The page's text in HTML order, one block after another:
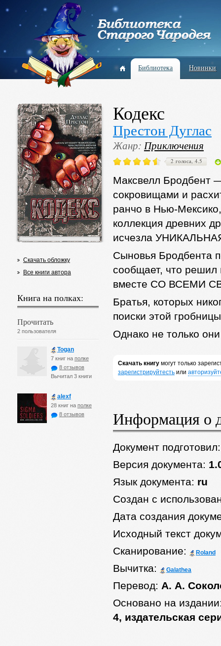
Библиотека Новинки
Скачать обложку
Все книги автора
Книга на полках:
Прочитать
2 пользователя
Togan
7 книг на полке
8 отзывов
Вычитал 3 книги
alexf
28 книг на полке
8 отзывов
Кодекс
Престон Дуглас
Жанр: Приключения
2 голоса, 4.5
Максвелл Бродбент
сокровищами и
ранчо в Нью-
коллекция древних
исчезла
Сыновья Бродбента
сообщает, что
вместе СО ВСЕМИ
Братья, которых
поиски этой
Однако не только
Скачать книгумогут только
зарегистрируйтестьили
Информация о
Документ
Версия документа:
Язык документа: ru
Создан с
Дата создания
Исходный текст
Сканирование:
Roland
Вычитка: Galathea
Перевод: А. А.
Основано на
4, издательская